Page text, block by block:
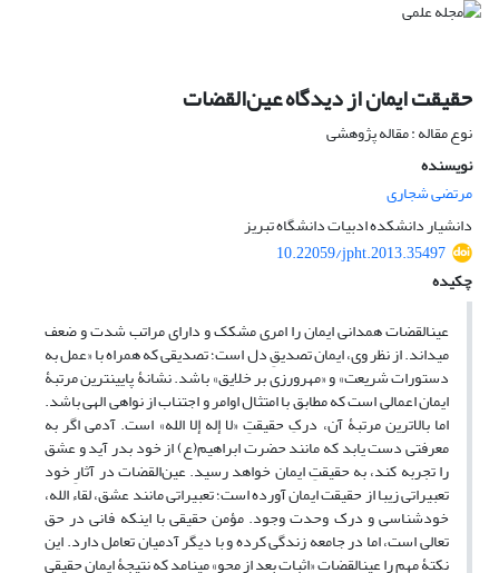
حقیقت ایمان از دیدگاه عین‌القضات
نوع مقاله : مقاله پژوهشی
نویسنده
مرتضی شجاری
دانشیار دانشکده ادبیات دانشگاه تبریز
10.22059/jpht.2013.35497
چکیده
عین­القضات همدانی ایمان را امری مشکک و دارای مراتب شدت و ضعف
می­داند. از نظر وی، ایمان تصدیقِ دل است؛ تصدیقی که همراه با «عمل به
دستورات شریعت» و «مهرورزی بر خلایق» باشد. نشانۀ پایین­ترین مرتبۀ
ایمان اعمالی است که مطابق با امتثال اوامر و اجتناب از نواهی الهی باشد.
اما بالاترین مرتبۀ آن، درکِ حقیقتِ «لا إله إلا الله» است. آدمی اگر به
معرفتی دست یابد که مانند حضرت ابراهیم(ع) از خود بدر آید و عشق
را تجربه کند، به حقیقتِ ایمان خواهد رسید. عین‌القضات در آثارِ خود
تعبیراتی زیبا از حقیقت ایمان آورده است؛ تعبیراتی مانند عشق، لقاء الله،
خودشناسی و درک وحدت وجود. مؤمن حقیقی با اینکه فانی در حق
تعالی است، اما در جامعه زندگی کرده و با دیگر آدمیان تعامل دارد. این
نکتۀ مهم را عین­القضات «اثبات بعد از محو» می­نامد که نتیجۀ ایمان حقیقی